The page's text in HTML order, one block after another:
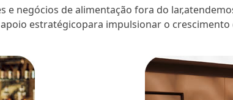
e negócios de alimentação fora do
estratégicopara impulsionar o crescimento